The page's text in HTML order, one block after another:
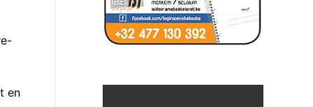
en